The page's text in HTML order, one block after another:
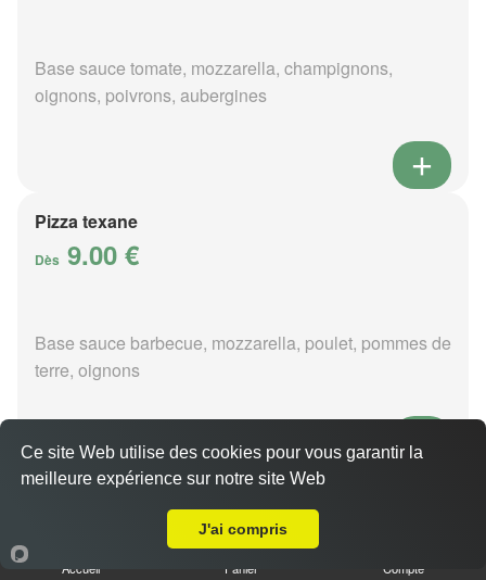
Base sauce tomate, mozzarella, champignons,
oignons, poivrons, aubergines
Pizza texane
Dès 9.00 €
Base sauce barbecue, mozzarella, poulet, pommes de
terre, oignons
Pizza provençale
Accueil Panier Compte
Ce site Web utilise des cookies pour vous garantir la
meilleure expérience sur notre site Web
J'ai compris